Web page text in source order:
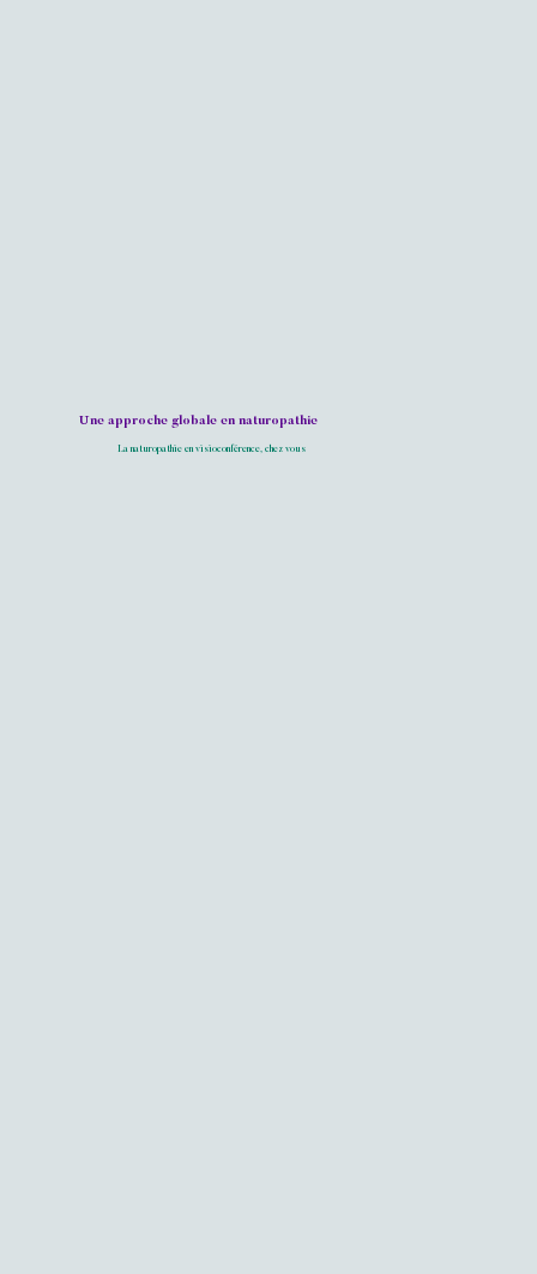
Une approche globale en naturopathie
La naturopathie en visioconférence, chez vous